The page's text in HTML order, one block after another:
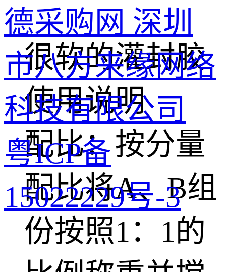
很软的灌封胶
使用说明
配比：按分量
配比将A、B组
份按照1：1的
德采购网 深圳
市八方来缘网络
科技有限公司
粤ICP备
15022229号-3